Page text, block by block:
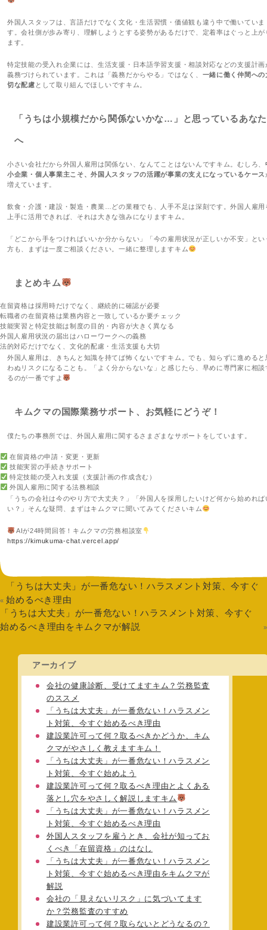
外国人スタッフは、言語だけでなく文化・生活習慣・価値観も違う中で働いていま
す。会社側が歩み寄り、理解しようとする姿勢があるだけで、定着率はぐっと上が
ます。
特定技能の受入れ企業には、生活支援・日本語学習支援・相談対応などの支援計画
義務づけられています。これは「義務だからやる」ではなく、 一緒に働く仲間への
切な配慮 として取り組んでほしいですキム。
「うちは小規模だから関係ないかな…」と思っているあなた
へ
小さい会社だから外国人雇用は関係ない、なんてことはないんですキム。むしろ、
小企業・個人事業主こそ、外国人スタッフの活躍が事業の支えになっているケース
増えています。
飲食・介護・建設・製造・農業…どの業種でも、人手不足は深刻です。外国人雇用
上手に活用できれば、それは大きな強みになりますキム。
「どこから手をつければいいか分からない」「今の雇用状況が正しいか不安」とい
方も、まずは一度ご相談ください。一緒に整理しますキム
まとめキム
在留資格は採用時だけでなく、継続的に確認が必要
転職者の在留資格は業務内容と一致しているか要チェック
技能実習と特定技能は制度の目的・内容が大きく異なる
外国人雇用状況の届出はハローワークへの義務
法的対応だけでなく、文化的配慮・生活支援も大切
外国人雇用は、きちんと知識を持てば怖くないですキム。でも、知らずに進めると
わぬリスクになることも。「よく分からないな」と感じたら、早めに専門家に相談
るのが一番ですよ
キムクマの国際業務サポート、お気軽にどうぞ！
僕たちの事務所では、外国人雇用に関するさまざまなサポートをしています。
在留資格の申請・変更・更新
技能実習の手続きサポート
特定技能の受入れ支援（支援計画の作成含む）
外国人雇用に関する法務相談
「うちの会社は今のやり方で大丈夫？」「外国人を採用したいけど何から始めれば
い？」そんな疑問、まずはキムクマに聞いてみてくださいキム
AIが24時間回答！キムクマの労務相談室
https://kimukuma-chat.vercel.app/
«
「うちは大丈夫」が一番危ない！ハラスメント対策、今すぐ
始めるべき理由
「うちは大丈夫」が一番危ない！ハラスメント対策、今すぐ
始めるべき理由をキムクマが解説
»
アーカイブ
会社の健康診断、受けてますキム？労務監査
のススメ
「うちは大丈夫」が一番危ない！ハラスメン
ト対策、今すぐ始めるべき理由
建設業許可って何？取るべきかどうか、キム
クマがやさしく教えますキム！
「うちは大丈夫」が一番危ない！ハラスメン
ト対策、今すぐ始めよう
建設業許可って何？取るべき理由とよくある
落とし穴をやさしく解説しますキム
「うちは大丈夫」が一番危ない！ハラスメン
ト対策、今すぐ始めるべき理由
外国人スタッフを雇うとき、会社が知ってお
くべき「在留資格」のはなし
「うちは大丈夫」が一番危ない！ハラスメン
ト対策、今すぐ始めるべき理由をキムクマが
解説
会社の「見えないリスク」に気づいてます
か？労務監査のすすめ
建設業許可って何？取らないとどうなるの？